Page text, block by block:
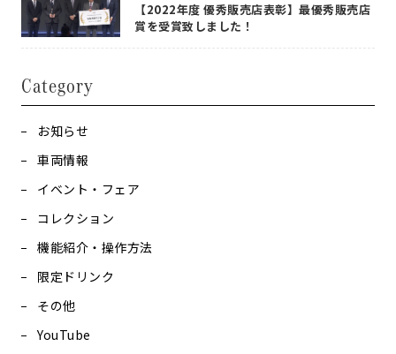
【2022年度 優秀販売店表彰】最優秀販売店
賞を受賞致しました！
Category
お知らせ
車両情報
イベント・フェア
コレクション
機能紹介・操作方法
限定ドリンク
その他
YouTube